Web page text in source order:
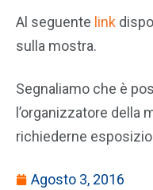
Al seguente link
sulla mostra.
Segnaliamo che è
l’organizzatore della
richiederne
Agosto 3, 2016